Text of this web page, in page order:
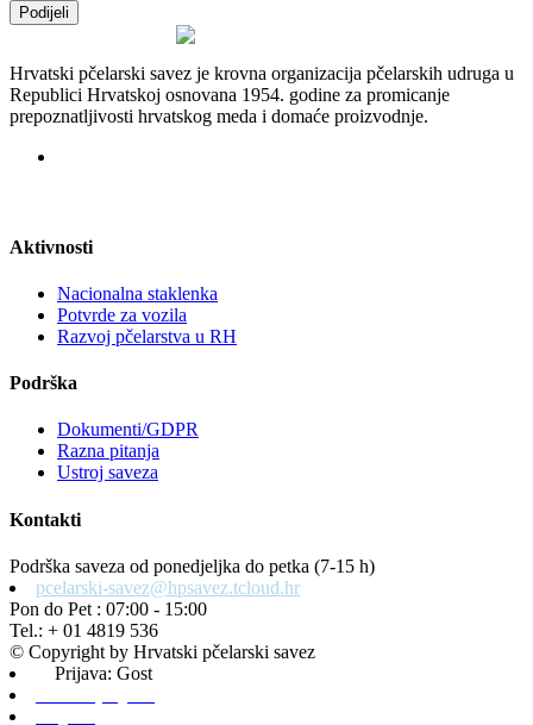
Podijeli
Hrvatski pčelarski savez je krovna organizacija pčelarskih udruga u
Republici Hrvatskoj osnovana 1954. godine za promicanje
prepoznatljivosti hrvatskog meda i domaće proizvodnje.
Aktivnosti
Nacionalna staklenka
Potvrde za vozila
Razvoj pčelarstva u RH
Podrška
Dokumenti/GDPR
Razna pitanja
Ustroj saveza
Kontakti
Podrška saveza od ponedjeljka do petka (7-15 h)
pcelarski-savez@hpsavez.tcloud.hr
Pon do Pet : 07:00 - 15:00
Tel.: + 01 4819 536
© Copyright by Hrvatski pčelarski savez
Prijava: Gost